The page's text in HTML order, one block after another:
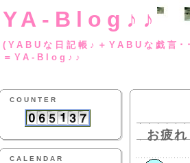
YA-Blog♪♪
(YABUな日記帳♪
＝YA-Blog♪♪
COUNTER
CALENDAR
お疲